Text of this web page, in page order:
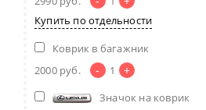
Купить по отдельности
Коврик в багажник
2000 руб. - 1 +
Значок на коврик